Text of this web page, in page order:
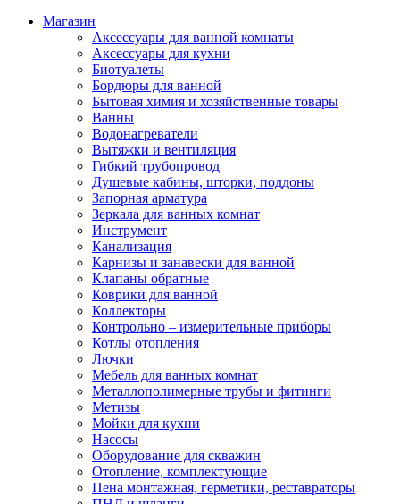
Магазин
Аксессуары для ванной комнаты
Аксессуары для кухни
Биотуалеты
Бордюры для ванной
Бытовая химия и хозяйственные товары
Ванны
Водонагреватели
Вытяжки и вентиляция
Гибкий трубопровод
Душевые кабины, шторки, поддоны
Запорная арматура
Зеркала для ванных комнат
Инструмент
Канализация
Карнизы и занавески для ванной
Клапаны обратные
Коврики для ванной
Коллекторы
Контрольно – измерительные приборы
Котлы отопления
Лючки
Мебель для ванных комнат
Металлополимерные трубы и фитинги
Метизы
Мойки для кухни
Насосы
Оборудование для скважин
Отопление, комплектующие
Пена монтажная, герметики, реставраторы